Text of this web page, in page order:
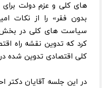
های کلی و عزم دولت
بدون فقر» را از نکات
سیاست های کلی در بخش
کرد که تدوین نقشه راه
کلی اقتصادی تدوین شده
در این جلسه آقایان دکتر